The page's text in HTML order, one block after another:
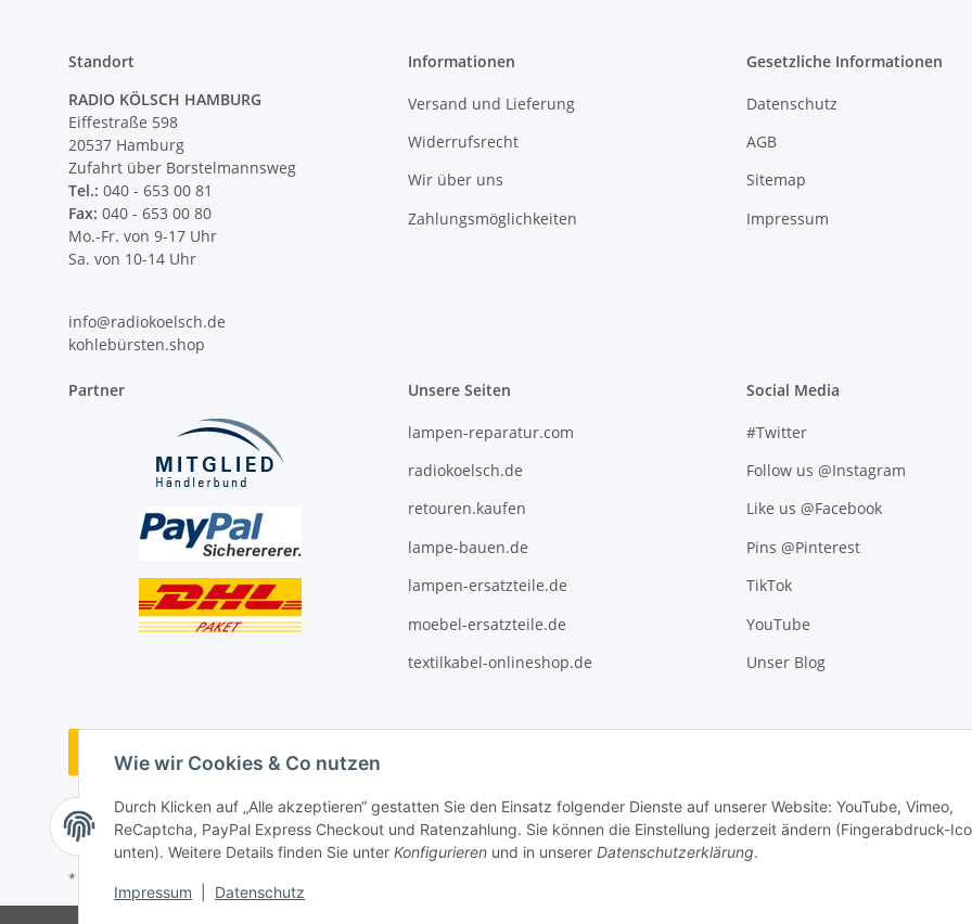
Wie wir Cookies & Co nutzen
Durch Klicken auf „Alle akzeptieren“ gestatten Sie den Einsatz folgender Dienste auf unserer Website: YouTube, Vimeo,
ReCaptcha, PayPal Express Checkout und Ratenzahlung. Sie können die Einstellung jederzeit ändern (Fingerabdruck-
unten). Weitere Details finden Sie unter Konfigurieren und in unserer Datenschutzerklärung.
Impressum Datenschutz
Standort
RADIO KÖLSCH HAMBURG
Eiffestraße 598
20537 Hamburg
Zufahrt über Borstelmannsweg
Tel.: 040 - 653 00 81
Fax: 040 - 653 00 80
Mo.-Fr. von 9-17 Uhr
Sa. von 10-14 Uhr
info@radiokoelsch.de
kohlebürsten.shop
Informationen
Versand und Lieferung
Widerrufsrecht
Wir über uns
Zahlungsmöglichkeiten
Gesetzliche Informationen
Datenschutz
AGB
Sitemap
Impressum
Partner Unsere Seiten
lampen-reparatur.com
radiokoelsch.de
retouren.kaufen
lampe-bauen.de
lampen-ersatzteile.de
moebel-ersatzteile.de
textilkabel-onlineshop.de
Social Media
#Twitter
Follow us @Instagram
Like us @Facebook
Pins @Pinterest
TikTok
YouTube
Unser Blog
Vertrag widerrufen
* Alle Preise zzgl. gesetzlicher USt., ** siehe Lieferbedingungen, zzgl.